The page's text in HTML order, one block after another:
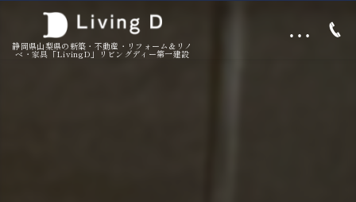
静岡県山梨県の新築・不動産・リフォーム＆リノ
ベ・家具「LivingD」リビングディー第一建設
…